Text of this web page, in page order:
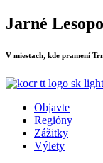
Preskočiť
na
Jarné
V miestach, kde pramení
Objavte
Regióny
Zážitky
Výlety